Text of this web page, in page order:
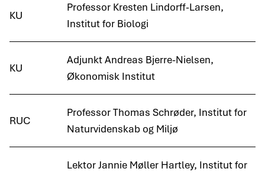
KU
Professor Kresten Lindorff-Larsen,
Institut for Biologi
KU
Adjunkt Andreas Bjerre-Nielsen,
Økonomisk Institut
RUC
Professor Thomas Schrøder, Institut for
Naturvidenskab og Miljø
Lektor Jannie Møller Hartley, Institut for